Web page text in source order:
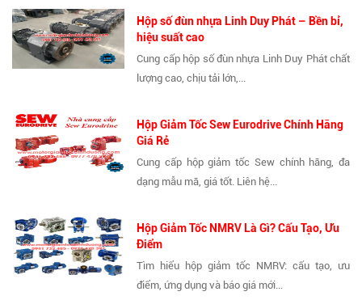
Hộp số đùn nhựa Linh Duy Phát – Bền bỉ,
hiệu suất cao
Cung cấp hộp số đùn nhựa Linh Duy Phát chất
lượng cao, chịu tải lớn,...
Hộp Giảm Tốc Sew Eurodrive Chính Hãng
Giá Rẻ
Cung cấp hộp giảm tốc Sew chính hãng, đa
dạng mẫu mã, giá tốt. Liên hệ...
Hộp Giảm Tốc NMRV Là Gì? Cấu Tạo, Ưu
Điểm
Tìm hiểu hộp giảm tốc NMRV: cấu tạo, ưu
điểm, ứng dụng và báo giá mới...